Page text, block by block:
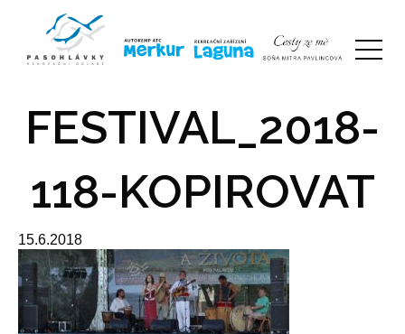
FESTIVAL_2018-
118-KOPIROVAT
15.6.2018